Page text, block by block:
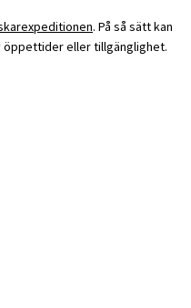
. På så sätt kan
öppettider eller tillgänglighet.